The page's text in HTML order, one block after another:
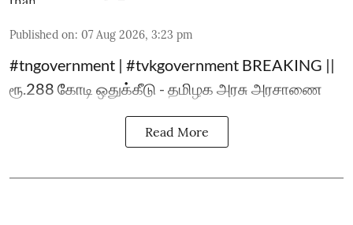
Published on: 07 Aug 2026, 3:23 pm
#tngovernment | #tvkgovernment BREAKING ||
ரூ.288 கோடி ஒதுக்கீடு - தமிழக அரசு அரசாணை
Read More